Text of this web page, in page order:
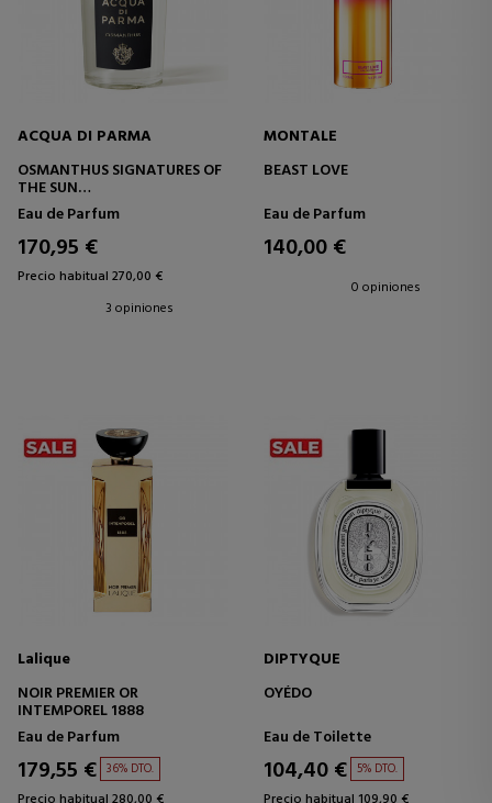
ACQUA DI PARMA
OSMANTHUS SIGNATURES OF
THE SUN
EAU DE PARFUM
Eau de Parfum
170,95 €
Precio habitual 270,00 €
3 opiniones
MONTALE
BEAST LOVE
Eau de Parfum
140,00 €
0 opiniones
Lalique
NOIR PREMIER OR
INTEMPOREL 1888
Eau de Parfum
179,55 € 36% DTO.
DIPTYQUE
OYÉDO
Eau de Toilette
104,40 € 5% DTO.